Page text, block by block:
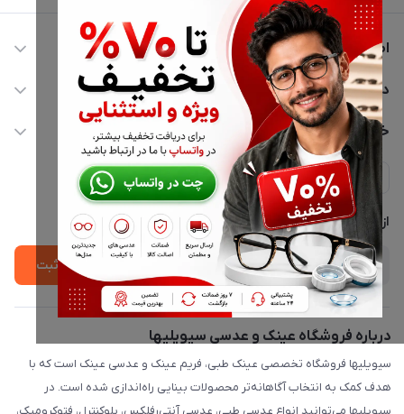
اطلاعات تماس
02177116909
info@civiliha.com
ارسال فوری در تهران + ارسال به سراسر کشور
دسترسی سریع
حساب کاربری
مجله فروشگاه
لیست محصولات
درباره ما
خدمات مشتریان
حریم خصوصی
پشتیبانی واتساپ 09397003162
از جدید‌ترین تخفیف‌ها با‌ خبر شوید
ثبت
درباره فروشگاه عینک و عدسی سیویلیها
سیویلیها فروشگاه تخصصی عینک طبی، فریم عینک و عدسی عینک است که با
هدف کمک به انتخاب آگاهانه‌تر محصولات بینایی راه‌اندازی شده است. در
سیویلیها می‌توانید انواع عدسی طبی، عدسی آنتی‌رفلکس، بلوکنترل، فتوکرومیک،